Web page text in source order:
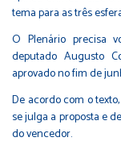
tema para as três
O Plenário precisa
deputado Augusto
aprovado no fim de
De acordo com o
se julga a proposta e
do vencedor.